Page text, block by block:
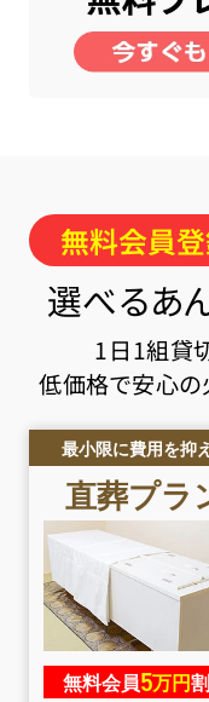
無料会員
選べるあ
1日1組貸
低価格で安心
最小限に費用を抑
直葬プラ
無料会員5万円